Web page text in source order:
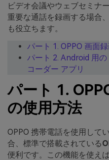
ビデオ会議やウェブセミナ
重要な通話を録画する場合
も役立ちます。
パート 1. OPPO 画面
パート 2. Android 用
コーダー アプリ
パート 1.
の使用方法
OPPO 携帯電話を使用して
合、標準で搭載されている
便利です。この機能を使え